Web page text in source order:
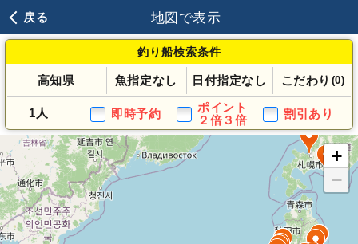
戻る 地図で表示
釣り船検索条件
高知県 魚指定なし 日付指定なし こだわり (0)
1人 即時予約
ポイント
２倍３倍
割引あり
+
−